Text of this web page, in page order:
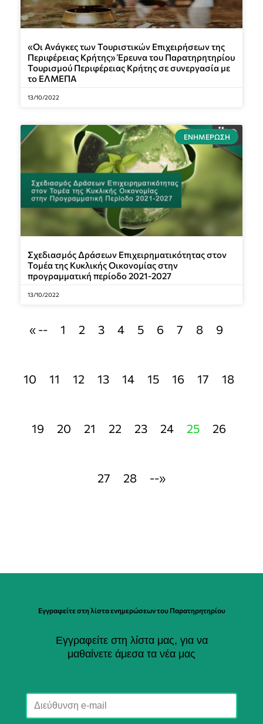
«Οι Ανάγκες των Τουριστικών Επιχειρήσεων της
Περιφέρειας Κρήτης» Έρευνα του Παρατηρητηρίου
Τουρισμού Περιφέρειας Κρήτης σε συνεργασία με
το ΕΛΜΕΠΑ
13/10/2022
ΕΝΗΜΈΡΩΣΗ
Σχεδιασμός Δράσεων Επιχειρηματικότητας στον
Τομέα της Κυκλικής Οικονομίας στην
προγραμματική περίοδο 2021-2027
13/10/2022
« -- 1 2 3 4 5 6 7 8 9
10 11 12 13 14 15 16 17 18
19 20 21 22 23 24 25 26
27 28 --»
Εγγραφείτε στη λίστα ενημερώσεων του Παρατηρητηρίου
Εγγραφείτε στη λίστα μας, για να
μαθαίνετε άμεσα τα νέα μας